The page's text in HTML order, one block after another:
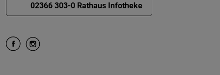
02366 303-0 Rathaus Infotheke